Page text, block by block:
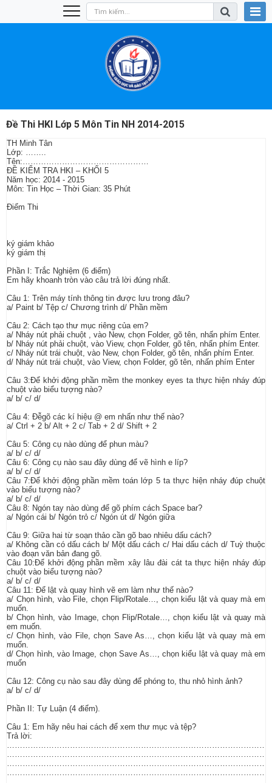
Đề Thi HKI Lớp 5 Môn Tin NH 2014-2015
TH Minh Tân
Lớp: ……..
Tên:…………………………………………
ĐỀ KIỂM TRA HKI – KHỐI 5
Năm học: 2014 - 2015
Môn: Tin Học – Thời Gian: 35 Phút
Điểm Thi
ký giám khảo
ký giám thị
Phần I: Trắc Nghiệm (6 điểm)
Em hãy khoanh tròn vào câu trả lời đúng nhất.
Câu 1: Trên máy tính thông tin được lưu trong đâu?
a/ Paint b/ Tệp c/ Chương trình d/ Phần mềm
Câu 2: Cách tạo thư mục riêng của em?
a/ Nháy nút phải chuột , vào New, chọn Folder, gõ tên, nhấn phím Enter.
b/ Nháy nút phải chuột, vào View, chọn Folder, gõ tên, nhấn phím Enter.
c/ Nháy nút trái chuột, vào New, chọn Folder, gõ tên, nhấn phím Enter.
d/ Nháy nút trái chuột, vào View, chọn Folder, gõ tên, nhấn phím Enter
Câu 3:Để khởi động phần mềm the monkey eyes ta thực hiện nháy đúp
chuột vào biểu tượng nào?
a/ b/ c/ d/
Câu 4: Đễgõ các kí hiệu @ em nhấn như thế nào?
a/ Ctrl + 2 b/ Alt + 2 c/ Tab + 2 d/ Shift + 2
Câu 5: Công cụ nào dùng để phun màu?
a/ b/ c/ d/
Câu 6: Công cụ nào sau đây dùng để vẽ hình e líp?
a/ b/ c/ d/
Câu 7:Để khởi động phần mềm toán lớp 5 ta thực hiện nháy đúp chuột
vào biểu tượng nào?
a/ b/ c/ d/
Câu 8: Ngón tay nào dùng để gõ phím cách Space bar?
a/ Ngón cái b/ Ngón trỏ c/ Ngón út d/ Ngón giữa
Câu 9: Giữa hai từ soạn thảo cần gõ bao nhiêu dấu cách?
a/ Không cần có dấu cách b/ Một dấu cách c/ Hai dấu cách d/ Tuỳ thuộc
vào đoạn văn bản đang gõ.
Câu 10:Để khởi động phần mềm xây lâu đài cát ta thực hiện nháy đúp
chuột vào biểu tượng nào?
a/ b/ c/ d/
Câu 11: Để lật và quay hình vẽ em làm như thế nào?
a/ Chọn hình, vào File, chọn Flip/Rotale…, chọn kiểu lật và quay mà em
muốn.
b/ Chọn hình, vào Image, chọn Flip/Rotale…, chọn kiểu lật và quay mà
em muốn.
c/ Chọn hình, vào File, chọn Save As…, chọn kiểu lật và quay mà em
muốn.
d/ Chọn hình, vào Image, chọn Save As…, chọn kiểu lật và quay mà em
muốn
Câu 12: Công cụ nào sau đây dùng để phóng to, thu nhỏ hình ảnh?
a/ b/ c/ d/
Phần II: Tự Luận (4 điểm).
Câu 1: Em hãy nêu hai cách để xem thư mục và tệp?
Trả lời: